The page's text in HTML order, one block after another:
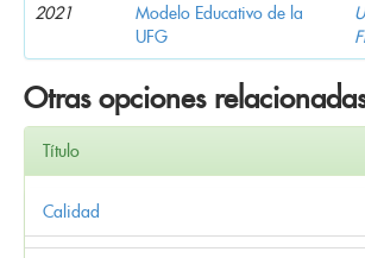
2021
Modelo Educativo de la
UFG
Otras opciones
Título
Calidad